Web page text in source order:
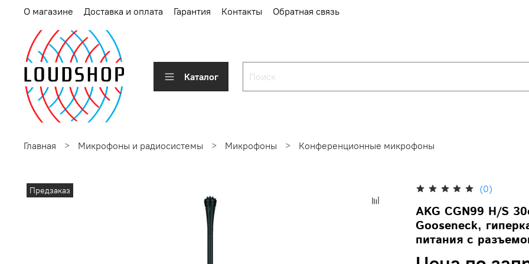
О магазине Доставка и оплата Гарантия Контакты Обратная связь
Каталог
Главная Микрофоны и радиосистемы Микрофоны Конференционные микрофоны
Предзаказ (0)
AKG CGN99 H/S
Gooseneck,
питания с